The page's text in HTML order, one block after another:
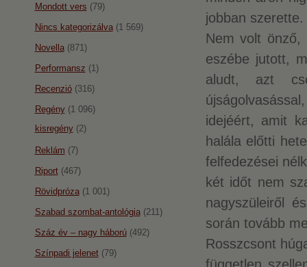
jobban szerette.
Nem volt
eszébe jutott,
aludt, azt
idejéért, amit
halála előtti
felfedezései
két időt nem
nagyszüleiről
során tovább
Rosszcsont
Mondott vers (79)
Nincs kategorizálva(1 569)
Novella(871)
Performansz (1)
Recenzió(316)
Regény(1 096)
kisregény(2)
Reklám (7)
Riport(467)
Rövidpróza(1 001)
Szabad szombat-antológia(211)
Száz év – nagy háború(492)
Színpadi jelenet(79)